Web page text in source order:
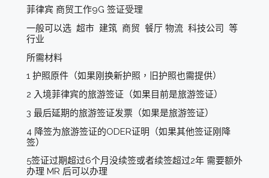
菲律宾 商贸工作9G 签证受理
一般可以选 超市 建筑 商贸 餐厅 物流 科技公司 等
行业
所需材料
1 护照原件（如果刚换新护照，旧护照也需提供）
2 入境菲律宾的旅游签证（如果目前是旅游签证）
3 最后延期的旅游签证发票（如果是旅游签证）
4 降签为旅游签证的ODER证明（如果其他签证刚降
签）
5签证过期超过6个月没续签或者续签超过2年 需要额外
办理 MR 后可以办理